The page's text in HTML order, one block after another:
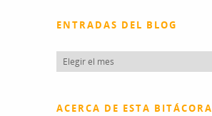
ENTRADAS DEL BLOG
Entradas
del
ACERCA DE ESTA BITÁCORA